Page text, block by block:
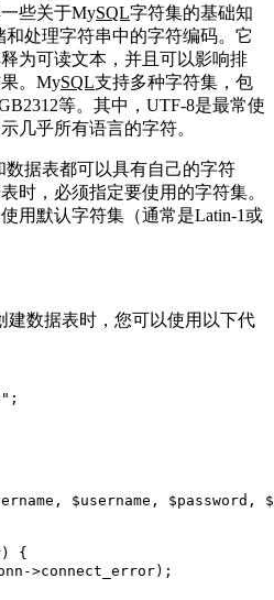
些关于MySQL字符集的基础知
和处理字符串中的字符编码。它
为可读文本，并且可以影响排
。MySQL支持多种字符集，包
等。其中，UTF-8是最常使
几乎所有语言的字符。
数据表都可以具有自己的字符
时，必须指定要使用的字符集。
用默认字符集（通常是Latin-1或
建数据表时，您可以使用以下代
, $username , $password ,
{
->connect_error);